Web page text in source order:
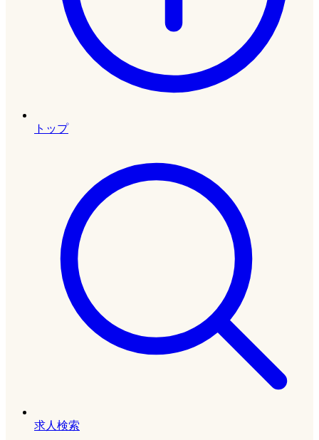
トップ
求人検索